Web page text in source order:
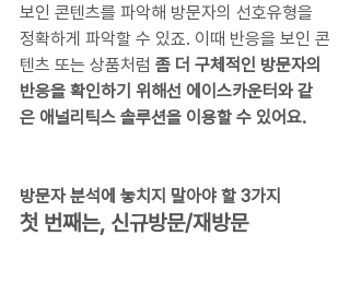
보인 콘텐츠를 파악해 방문자의 선호유형을
정확하게 파악할 수 있죠. 이때 반응을 보인 콘
텐츠 또는 상품처럼 좀 더 구체적인 방문자의
반응을 확인하기 위해선 에이스카운터와 같
은 애널리틱스 솔루션을 이용할 수 있어요.
방문자 분석에 놓치지 말아야 할 3가지
첫 번째는, 신규방문/재방문